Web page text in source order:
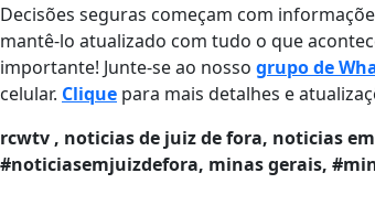
Decisões seguras começam com
mantê-lo atualizado com tudo o que
importante! Junte-se ao nosso grupo de
celular. Clique para mais detalhes e
rcwtv , noticias de juiz de fora, noticias
#noticiasemjuizdefora, minas gerais,